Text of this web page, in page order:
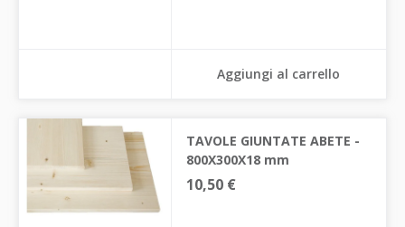
Aggiungi al carrello
TAVOLE GIUNTATE ABETE -
800X300X18 mm
10,50 €